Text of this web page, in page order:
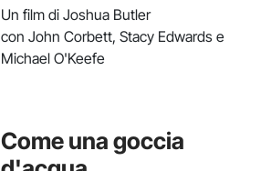
Un film di Joshua Butler
con John Corbett, Stacy Edwards e
Michael O'Keefe
Come una goccia